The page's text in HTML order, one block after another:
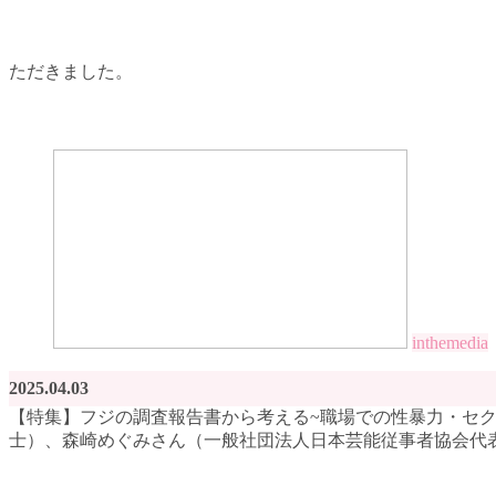
ただきました。
inthemedia
【特集】フジの調査報告書から考える~職場での性暴力・
士）、森崎めぐみさん（一般社団法人日本芸能従事者協会代
2025.04.03